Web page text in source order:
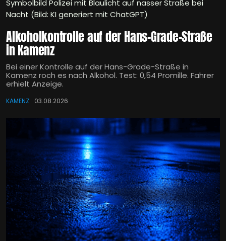
Symbolbild Polizei mit Blaulicht auf nasser Straße bei
Nacht (Bild: KI generiert mit ChatGPT)
Alkoholkontrolle auf der Hans-Grade-Straße
in Kamenz
Bei einer Kontrolle auf der Hans-Grade-Straße in
Kamenz roch es nach Alkohol. Test: 0,54 Promille. Fahrer
erhielt Anzeige.
KAMENZ 03.08.2026